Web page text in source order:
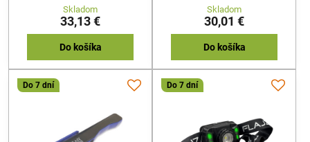
Skladom
33,13 €
Do košíka
Skladom
30,01 €
Do košíka
Do 7 dní Do 7 dní